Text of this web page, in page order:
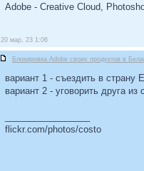
Adobe - Creative Cloud,
20 мар, 23 1:06
Блокировка Adobe своих продуктов в
вариант 1 - съездить в страну
вариант 2 - уговорить друга
flickr.com/photos/costo